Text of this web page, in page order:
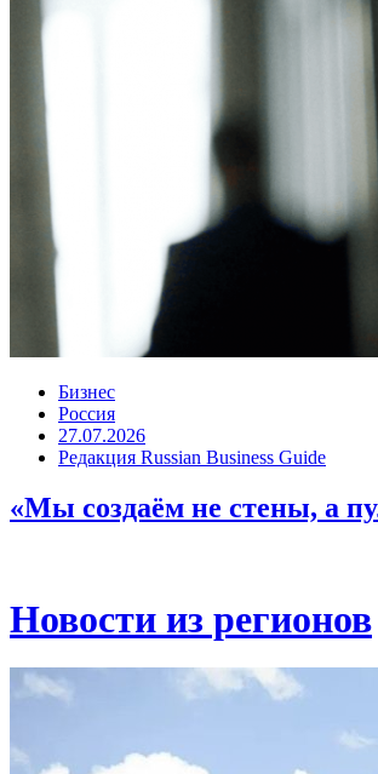
Бизнес
Россия
27.07.2026
Редакция Russian Business Guide
«Мы создаём не стены, а
Новости из регионов